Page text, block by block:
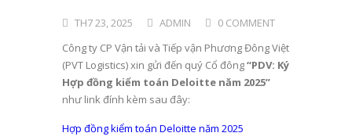
TH7 23, 2025 ADMIN
0 COMMENT
Công ty CP Vận tải và Tiếp vận Phương Đông Việt
(PVT Logistics) xin gửi đến quý Cổ đông“PDV: Ký
Hợp đồng kiểm toán Deloitte năm 2025”
như link đính kèm sau đây:
Hợp đồng kiểm toán Deloitte năm 2025